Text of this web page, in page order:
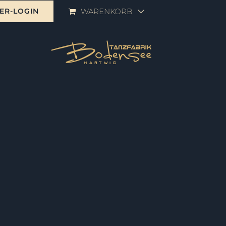
LOGIN WARENKORB